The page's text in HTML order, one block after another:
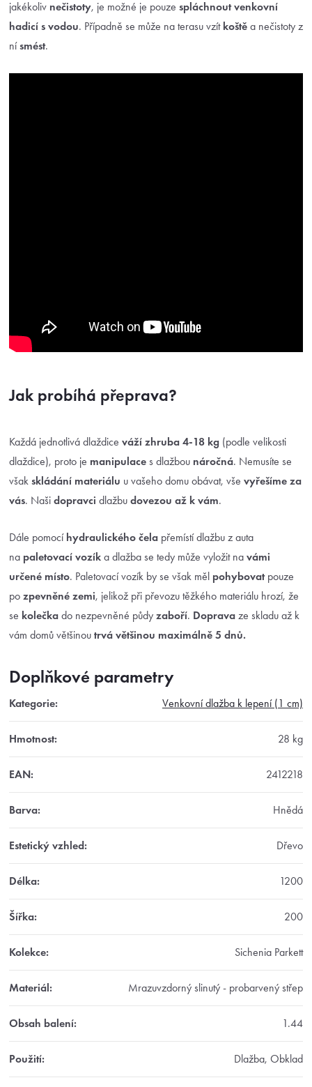
jakékoliv nečistoty, je možné je pouze spláchnout venkovní
hadicí s vodou. Případně se může na terasu vzít koště a nečistoty z
nísmést.
Jak probíhá přeprava?
Každá jednotlivá dlaždice váží zhruba 4-18 kg (podle velikosti
dlaždice), proto je manipulace s dlažbou náročná. Nemusíte se
však skládání materiálu u vašeho domu obávat, vše vyřešíme za
vás. Naši dopravci dlažbu dovezou až k vám.
Dále pomocí hydraulického čela přemístí dlažbu z auta
na paletovací vozík a dlažba se tedy může vyložit na vámi
určené místo. Paletovací vozík by se však měl pohybovatpouze
po zpevněné zemi, jelikož při převozu těžkého materiálu hrozí, že
se kolečka do nezpevněné půdy zaboří. Doprava ze skladu až k
vám domů většinou trvá většinou maximálně 5 dnů.
Doplňkové parametry
Kategorie: Venkovní dlažba k lepení (1 cm)
Hmotnost: 28 kg
EAN: 2412218
Barva: Hnědá
Estetický vzhled: Dřevo
Délka: 1200
Šířka: 200
Kolekce: Sichenia Parkett
Materiál : Mrazuvzdorný slinutý - probarvený střep
Obsah balení: 1.44
Použití: Dlažba, Obklad